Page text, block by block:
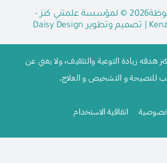
كنز -
| تصميم وتطويرDaisy Design
هدفه زيادة التوعية والتثقيف، ولا يغني عن
للنصيحة و التشخيص و العلاج.
اتفاقية الاستخدام